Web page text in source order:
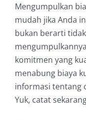
Mengumpulkan
mudah jika Anda
bukan berarti
komitmen yang
menabung biaya
informasi tentang
Yuk, catat